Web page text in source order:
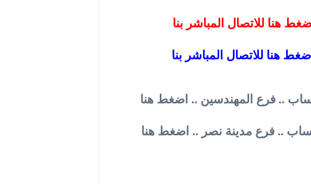
هنا للاتصال المباشر بنا
هنا للاتصال المباشر بنا
.. فرع المهندسين .. اضغط هنا
.. فرع مدينة نصر .. اضغط هنا